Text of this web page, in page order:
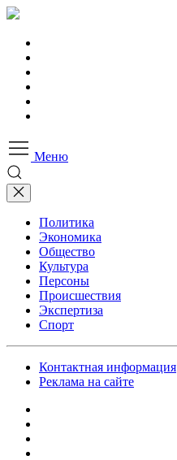
Меню
Политика
Экономика
Общество
Культура
Персоны
Происшествия
Экспертиза
Спорт
Контактная информация
Реклама на сайте